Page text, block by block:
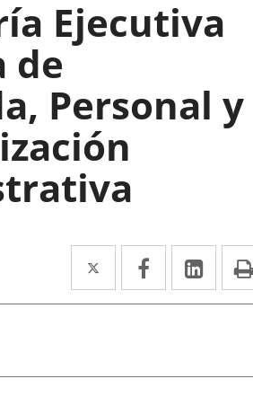
Ejecutiva
de
Personal y
Twitter
Enlace
a
externa.
Facebook
Enlace
a
externa.
a